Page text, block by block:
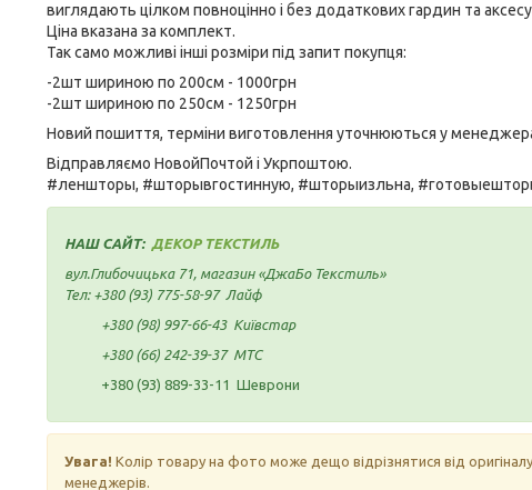
виглядають цілком повноцінно і без додаткових гардин та
Ціна вказана за комплект.
Так само можливі інші розміри під запит покупця:
-2шт шириною по 200см - 1000грн
-2шт шириною по 250см - 1250грн
Новий пошиття, терміни виготовлення уточнюються у
Відправляємо НовойПочтой і Укрпоштою.
#леншторы, #шторывгостинную, #шторыизльна,
НАШ САЙТ: ДЕКОР ТЕКСТИЛЬ
вул.Глибочицька 71, магазин «ДжаБо Текстиль»
Тел: +380 (93) 775-58-97 Лайф
+380 (98) 997-66-43 Київстар
+380 (66) 242-39-37 МТС
+380 (93) 889-33-11 Шеврони
Увага! Колір товару на фото може дещо відрізнятися від
менеджерів.